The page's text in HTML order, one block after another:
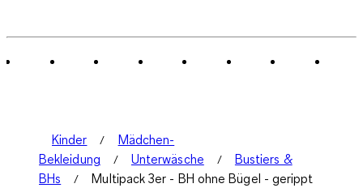
Kinder
Mädchen-
Bekleidung
Unterwäsche
Bustiers &
BHs
Multipack 3er - BH ohne Bügel - gerippt